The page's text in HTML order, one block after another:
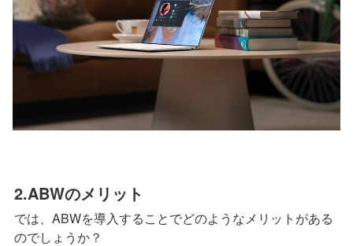
2.ABWのメリット
では、ABWを導入することでどのようなメリットがある
のでしょうか？